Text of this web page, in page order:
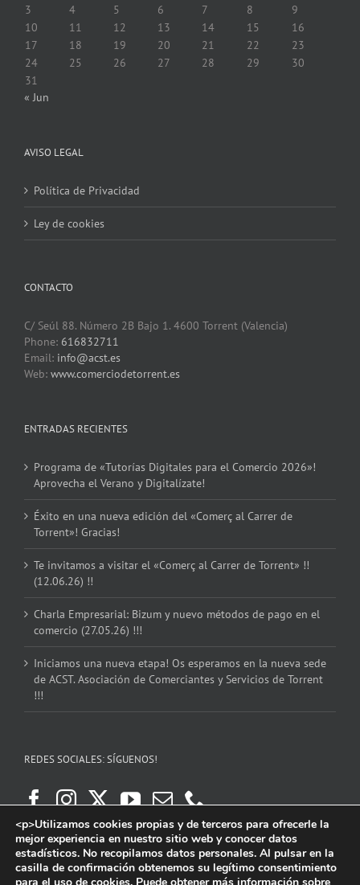
3
4 5 6 7 8
9
10
11 12 13 14 15
16
17
18 19 20 21 22
23
24
25 26 27 28 29
30
31
« Jun
AVISO LEGAL
Política de Privacidad
Ley de cookies
CONTACTO
C/ Seúl 88. Número 2B Bajo 1. 4600 Torrent (Valencia)
Phone: 616832711
Email: info@acst.es
Web: www.comerciodetorrent.es
ENTRADAS RECIENTES
Programa de «Tutorías Digitales para el Comercio 2026»!
Aprovecha el Verano y Digitalízate!
Éxito en una nueva edición del «Comerç al Carrer de
Torrent»! Gracias!
Te invitamos a visitar el «Comerç al Carrer de Torrent» !!
(12.06.26) !!
Charla Empresarial: Bizum y nuevo métodos de pago en el
comercio (27.05.26) !!!
Iniciamos una nueva etapa! Os esperamos en la nueva sede
de ACST. Asociación de Comerciantes y Servicios de Torrent
!!!
REDES SOCIALES: SÍGUENOS!
<p>Utilizamos cookies propias y de terceros para ofrecerle la
mejor experiencia en nuestro sitio web y conocer datos
estadísticos. No recopilamos datos personales. Al pulsar en la
casilla de confirmación obtenemos su legítimo consentimiento